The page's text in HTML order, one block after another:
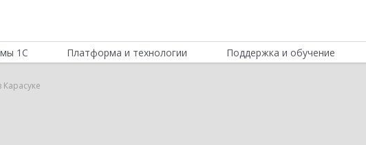
1С Платформа и технологии Поддержка и обучение